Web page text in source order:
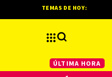
TEMAS DE HOY:
ÚLTIMA HORA